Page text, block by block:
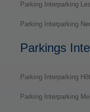
Parking Interparking
Parking Interparking
Parkings
Parking Interparking
Parking Interparking